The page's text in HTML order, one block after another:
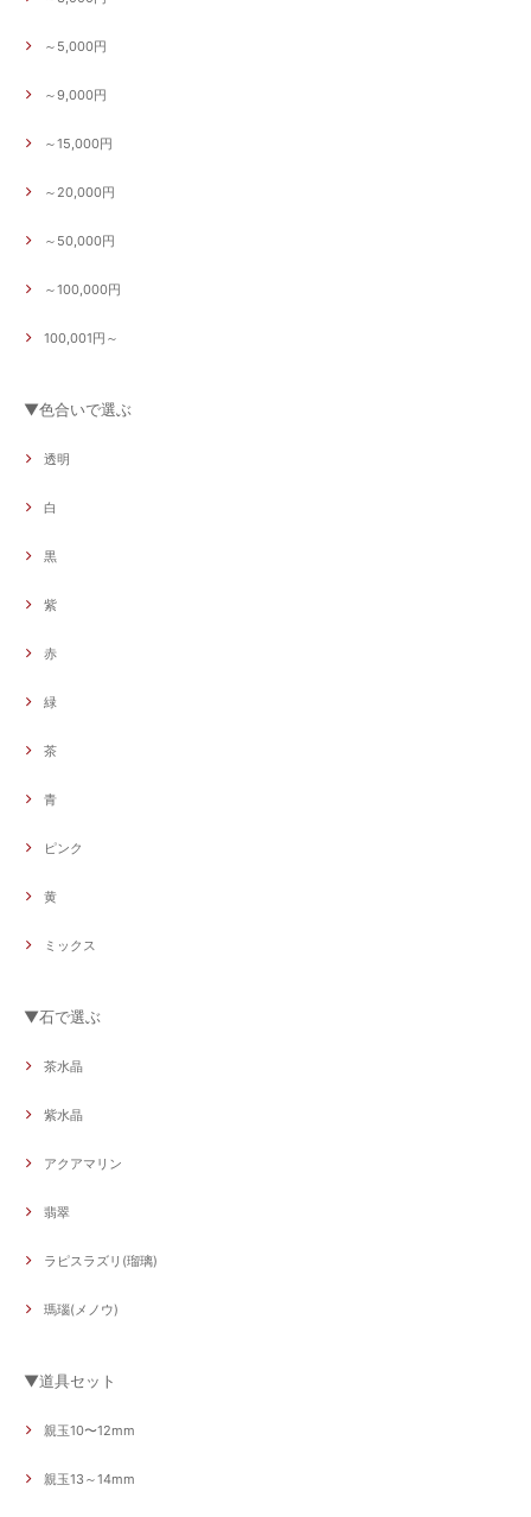
～5,000円
～9,000円
～15,000円
～20,000円
～50,000円
～100,000円
100,001円～
▼色合いで選ぶ
透明
白
黒
紫
赤
緑
茶
青
ピンク
黄
ミックス
▼石で選ぶ
茶水晶
紫水晶
アクアマリン
翡翠
ラピスラズリ(瑠璃)
瑪瑙(メノウ)
▼道具セット
親玉10〜12mm
親玉13～14mm